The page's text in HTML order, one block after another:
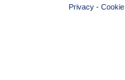
Privacy - Cookie